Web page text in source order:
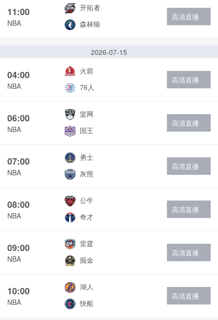
11:00
NBA
开拓者
森林狼
高清直播
2026-07-15
04:00
NBA
火箭
76人
高清直播
06:00
NBA
篮网
国王
高清直播
07:00
NBA
勇士
灰熊
高清直播
08:00
NBA
公牛
奇才
高清直播
09:00
NBA
雷霆
掘金
高清直播
10:00
NBA
湖人
快船
高清直播